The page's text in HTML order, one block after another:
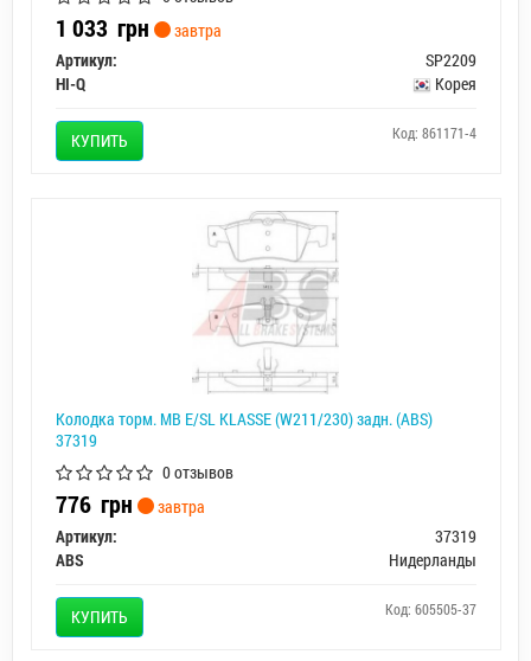
1 033 грн
завтра
Артикул:
SP2209
HI-Q
Корея
КУПИТЬ Код: 861171-4
Колодка торм. MB E/SL KLASSE (W211/230) задн. (ABS)
37319
0 отзывов
776 грн
завтра
Артикул:
37319
ABS
Нидерланды
КУПИТЬ Код: 605505-37